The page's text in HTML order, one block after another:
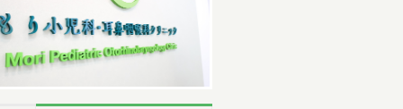
小児科
（土曜日 /
耳鼻科
午前07:00-11:00